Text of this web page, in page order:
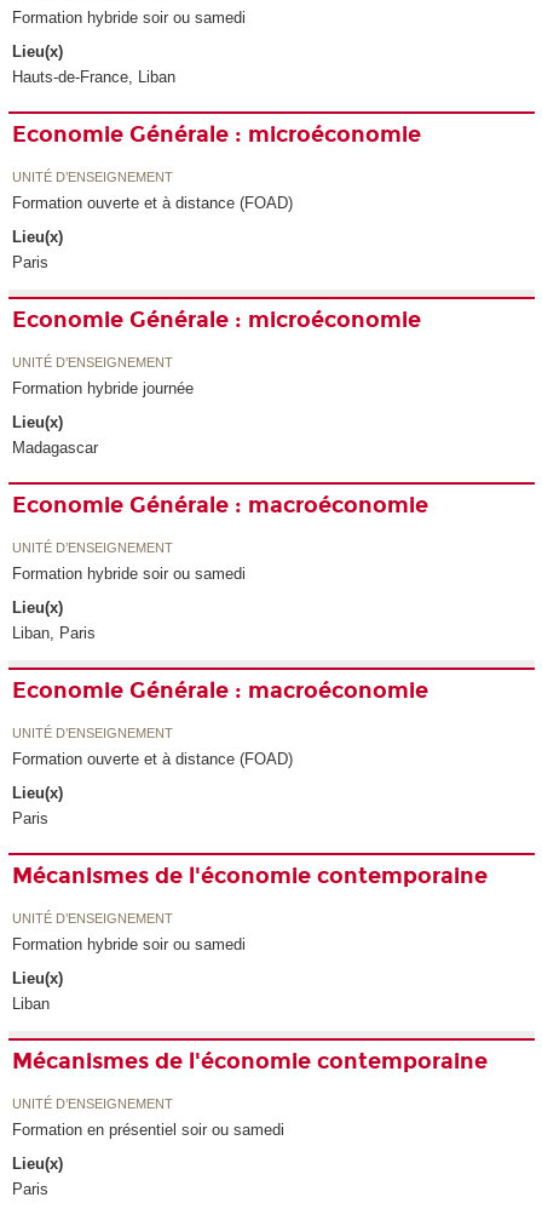
Formation hybride soir ou samedi
Lieu(x)
Hauts-de-France, Liban
Economie Générale : microéconomie
UNITÉ D’ENSEIGNEMENT
Formation ouverte et à distance (FOAD)
Lieu(x)
Paris
Economie Générale : microéconomie
UNITÉ D’ENSEIGNEMENT
Formation hybride journée
Lieu(x)
Madagascar
Economie Générale : macroéconomie
UNITÉ D’ENSEIGNEMENT
Formation hybride soir ou samedi
Lieu(x)
Liban, Paris
Economie Générale : macroéconomie
UNITÉ D’ENSEIGNEMENT
Formation ouverte et à distance (FOAD)
Lieu(x)
Paris
Mécanismes de l'économie contemporaine
UNITÉ D’ENSEIGNEMENT
Formation hybride soir ou samedi
Lieu(x)
Liban
Mécanismes de l'économie contemporaine
UNITÉ D’ENSEIGNEMENT
Formation en présentiel soir ou samedi
Lieu(x)
Paris